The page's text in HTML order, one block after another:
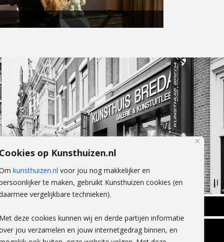
Cookies op Kunsthuizen.nl
kunsthuizen.nl voor jou nog makkelijker en
te maken, gebruikt Kunsthuizen cookies (en
vergelijkbare technieken).
Met deze cookies kunnen wij en derde partijen informatie
jou verzamelen en jouw internetgedrag binnen, en
Wilhelminastraat 11
4818 SB Breda
CONTACT